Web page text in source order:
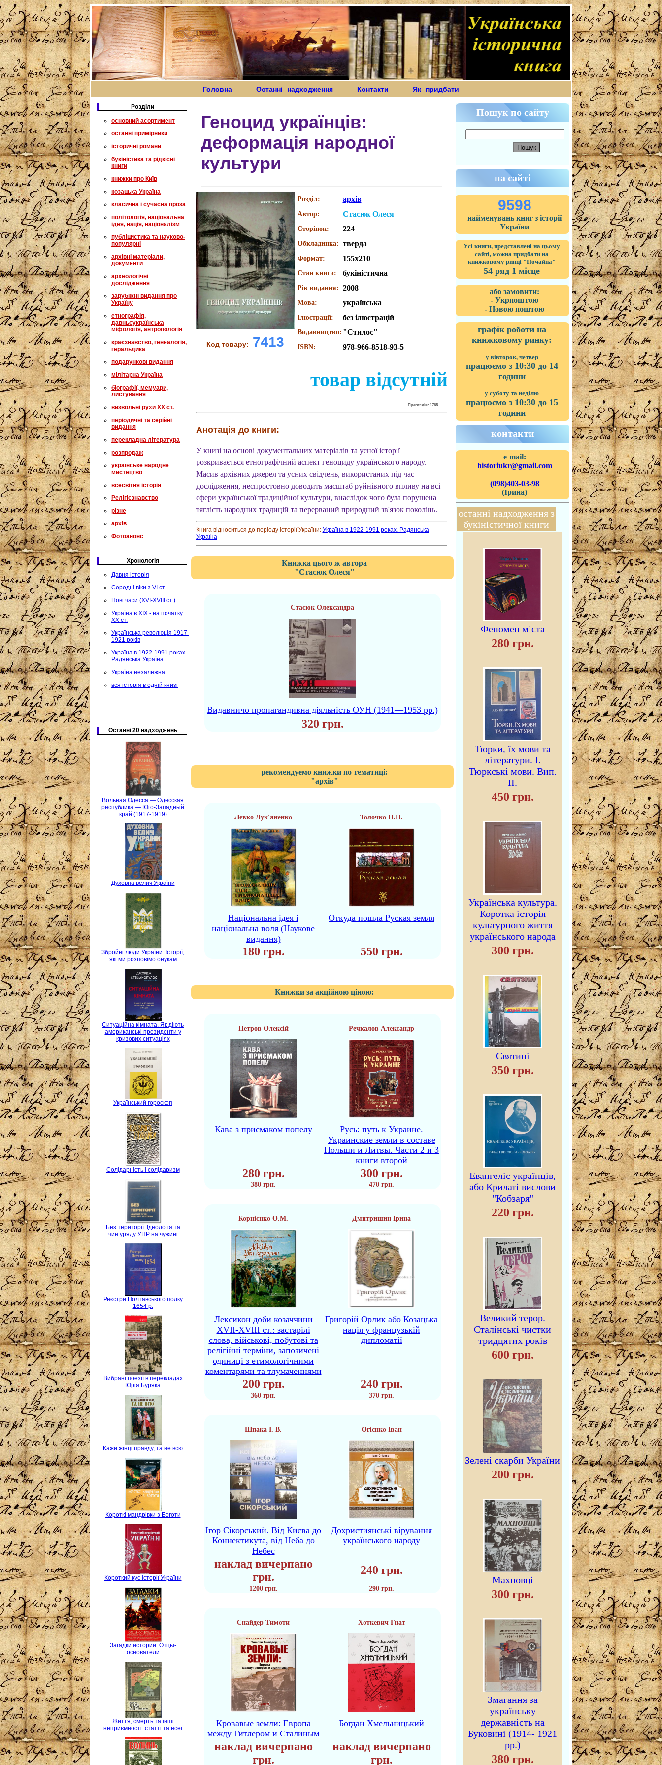
Головна Останні надходження Контакти Як придбати
Розділи
основний асортимент
останні примірники
історичні романи
букіністика та рідкісні
книги
книжки про Київ
козацька Україна
класична і сучасна проза
політологія, національна
ідея, нація, націоналізм
публіцистика та науково-
популярні
архівні матеріали,
документи
археологічні
дослідження
зарубіжні видання про
Україну
етнографія,
давньоукраїнська
міфологія, антропологія
краєзнавство, генеалогія,
геральдика
подарункові видання
мілітарна Україна
біографії, мемуари,
листування
визвольні рухи XX ст.
періодичні та серійні
видання
перекладна література
розпродаж
українське народне
мистецтво
всесвітня історія
Релігієзнавство
різне
архів
Фотоанонс
Хронологія
Давня історія
Середні віки з VI ст.
Нові часи (XVI-XVIII ст.)
Україна в XIX - на початку
XX ст.
Українська революція 1917-
1921 років
Україна в 1922-1991 роках.
Радянська Україна
Україна незалежна
вся історія в одній книзі
Останні 20 надходжень
Вольная Одесса — Одесская
республика — Юго-Западный
край (1917-1919)
Духовна велич України
Збройні люди України. Історії,
які ми розповімо онукам
Ситуаційна кімната. Як діють
американські президенти у
кризових ситуаціях
Український гороскоп
Солідарність і солідаризм
Без території. Ідеологія та
чин уряду УНР на чужині
Реєстри Полтавського полку
1654 р.
Вибрані поезії в перекладах
Юрія Буряка
Кажи жінці правду, та не всю
Короткі мандрівки з Боготи
Короткий кус історії України
Загадки истории. Отцы-
основатели
Життя, смерть та інші
неприємності: статті та есеї
Геноцид українців:
деформація народної
культури
Код товару: 7413
Розділ: архів
Автор: Стасюк Олеся
Сторінок: 224
Обкладинка: тверда
Формат: 155х210
Стан книги: букіністична
Рік видання: 2008
Мова: українська
Ілюстрації: без ілюстрацій
Видавництво: "Стилос"
ISBN: 978-966-8518-93-5
товар відсутній
Преглядів: 1765
Анотація до книги:
У книзі на основі документальних матеріалів та усної історії
розкривається етнографічний аспект геноциду українського народу.
Масив архівних джерел та усних свідчень, використаних під час
дослідження, неспростовно доводить масштаб руйнівного впливу на всі
сфери української традиційної культури, внаслідок чого була порушена
тяглість народних традицій та перерваний природний зв'язок поколінь.
Книга відноситься до періоду історії України: Україна в 1922-1991 роках. Радянська
Україна
Книжка цього ж автора
"Стасюк Олеся"
Стасюк Олександра
Видавничо пропагандивна діяльність ОУН (1941—1953 рр.)
320 грн.
рекомендуемо книжки по тематиці:
"архів"
Левко Лук'яненко Толочко П.П.
Національна ідея і
національна воля (Наукове
видання)
Откуда пошла Руская земля
180 грн. 550 грн.
Книжки за акційною ціною:
Петров Олексій Речкалов Александр
Кава з присмаком попелу
Русь: путь к Украине.
Украинские земли в составе
Польши и Литвы. Части 2 и 3
книги второй
280 грн. 300 грн.
380 грн. 470 грн.
Корнієнко О.М. Дмитришин Ірина
Лексикон доби козаччини
XVII-XVIII ст.: застарілі
слова, військові, побутові та
релігійні терміни, запозичені
одиниці з етимологічними
коментарями та тлумаченнями
Григорій Орлик або Козацька
нація у французькій
дипломатії
200 грн. 240 грн.
360 грн. 370 грн.
Шпака І. В. Огієнко Іван
Ігор Сікорський. Від Києва до
Коннектикута, від Неба до
Небес
Дохристиянські вірування
українського народу
наклад вичерпано
грн.
240 грн.
1200 грн. 290 грн.
Снайдер Тимоти Хоткевич Гнат
Кровавые земли: Европа
между Гитлером и Сталиным
Богдан Хмельницький
наклад вичерпано
грн.
наклад вичерпано
грн.
Пошук по сайту
на сайті
9598
найменувань книг з історії
України
Усі книги, представлені на цьому
сайті, можна придбати на
книжковому ринці "Почайна"
54 ряд 1 місце
або замовити:
- Укрпоштою
- Новою поштою
графік роботи на
книжковому ринку:
у вівторок, четвер
працюємо з 10:30 до 14
години
у суботу та неділю
працюємо з 10:30 до 15
години
контакти
e-mail:
historiukr@gmail.com
(098)403-03-98
(Ірина)
останні надходження з
букіністичної книги
Феномен міста
280 грн.
Тюрки, їх мови та
літератури. I.
Тюркські мови. Вип.
II.
450 грн.
Українська культура.
Коротка історія
культурного життя
українського народа
300 грн.
Святині
350 грн.
Евангеліє українців,
або Крилаті вислови
"Кобзаря"
220 грн.
Великий терор.
Сталінські чистки
тридцятих років
600 грн.
Зелені скарби України
200 грн.
Махновці
300 грн.
Змагання за
українську
державність на
Буковині (1914- 1921
рр.)
380 грн.